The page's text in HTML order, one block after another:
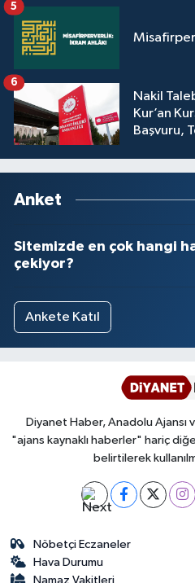
5
Nakil
Kur’an
Başvuru,
6
Anket
Sitemizde en çok hangi
çekiyor?
Ankete Katıl
Diyanet Haber, Anadolu Ajansı
"ajans kaynaklı haberler" hariç
belirtilerek
Nöbetçi Eczaneler
Hava Durumu
Namaz Vakitleri